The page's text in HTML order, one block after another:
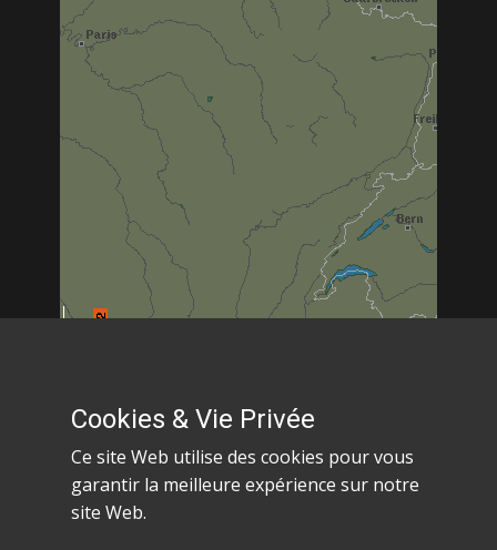
Les informations de ce site ne sont données qu'à
Cookies & Vie Privée
Ce site Web utilise des cookies pour vous
garantir la meilleure expérience sur notre
site Web.